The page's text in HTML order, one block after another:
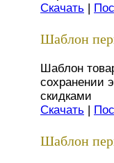
Скачать
Шаблон
Шаблон
сохранении
скидками
Скачать
Шаблон